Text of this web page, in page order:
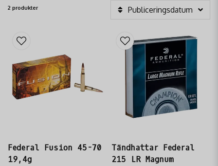
2 produkter Publiceringsdatum
Federal Fusion 45-70
19,4g
Tändhattar Federal
215 LR Magnum